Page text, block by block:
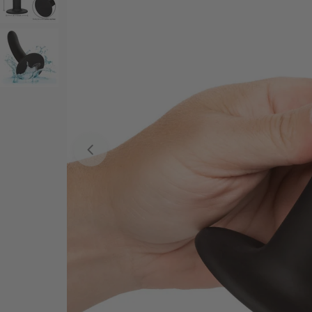
Ouvrir le média 0 en mode modal